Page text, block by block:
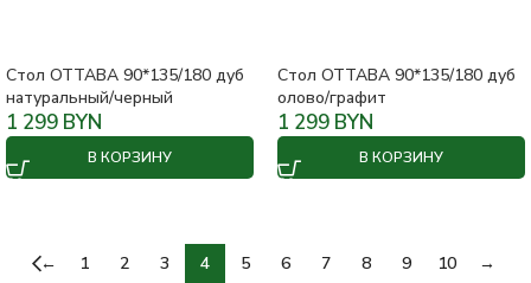
Стол ОТТАВА 90*135/180 дуб
натуральный/черный
1 299 BYN
В КОРЗИНУ
Стол ОТТАВА 90*135/180 дуб
олово/графит
1 299 BYN
В КОРЗИНУ
← 1 2 3 4 5 6 7 8 9 10 →